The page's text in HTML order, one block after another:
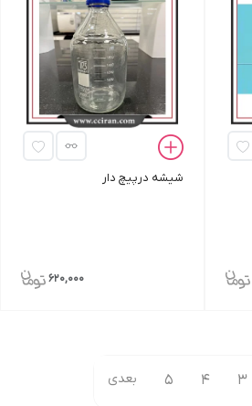
شیشه درپیچ دار
620,000
3
4
5 بعدی